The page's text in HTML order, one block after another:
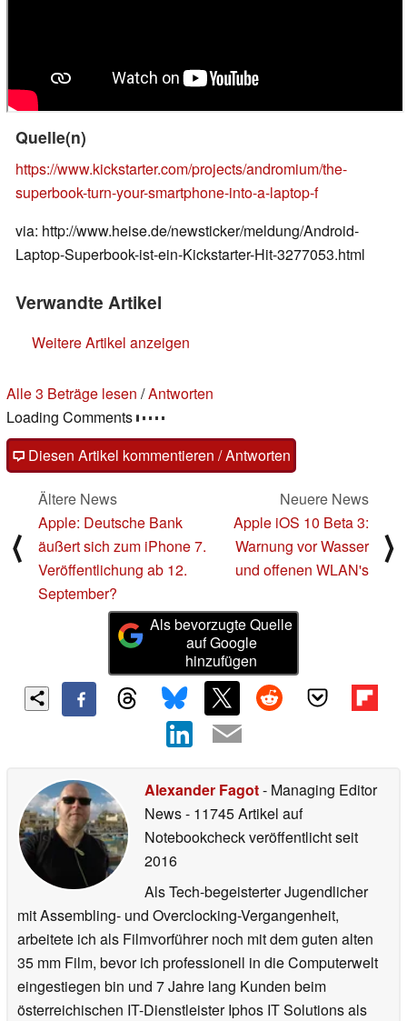
Quelle(n)
https://www.kickstarter.com/projects/andromium/the-
superbook-turn-your-smartphone-into-a-laptop-f
via: http://www.heise.de/newsticker/meldung/Android-
Laptop-Superbook-ist-ein-Kickstarter-Hit-3277053.html
Verwandte Artikel
Weitere Artikel anzeigen
Alle 3 Beträge lesen /Antworten
Loading Comments
Diesen Artikel kommentieren / Antworten
⟨
Ältere News
Apple: Deutsche Bank
äußert sich zum iPhone 7.
Veröffentlichung ab 12.
September?
Neuere News
Apple iOS 10 Beta 3:
Warnung vor Wasser
und offenen WLAN's
⟩
Als bevorzugte Quelle
auf Google
hinzufügen
Alexander Fagot- Managing Editor
News- 11745 Artikel auf
Notebookcheck veröffentlichtseit
2016
Als Tech-begeisterter Jugendlicher
mit Assembling- und Overclocking-Vergangenheit,
arbeitete ich als Filmvorführer noch mit dem guten alten
35 mm Film, bevor ich professionell in die Computerwelt
eingestiegen bin und 7 Jahre lang Kunden beim
österreichischen IT-Dienstleister Iphos IT Solutions als